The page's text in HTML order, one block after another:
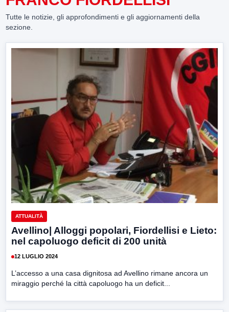
Tutte le notizie, gli approfondimenti e gli aggiornamenti della
sezione.
ATTUALITÀ
Avellino| Alloggi popolari, Fiordellisi e Lieto:
nel capoluogo deficit di 200 unità
12 LUGLIO 2024
L’accesso a una casa dignitosa ad Avellino rimane ancora un
miraggio perché la città capoluogo ha un deficit...